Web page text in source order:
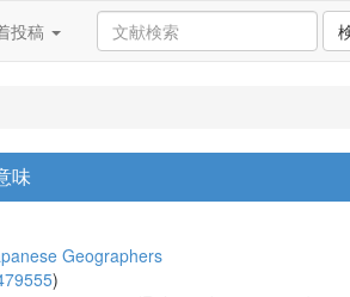
投稿
味
Geographers
)